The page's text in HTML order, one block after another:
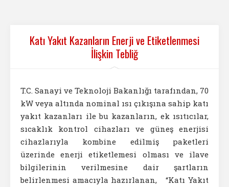
Katı Yakıt Kazanların Enerji ve Etiketlenmesi
İlişkin Tebliğ
T.C. Sanayi ve Teknoloji Bakanlığı tarafından, 70
kW veya altında nominal ısı çıkışına sahip katı
yakıt kazanları ile bu kazanların, ek ısıtıcılar,
sıcaklık kontrol cihazları ve güneş enerjisi
cihazlarıyla kombine edilmiş paketleri
üzerinde enerji etiketlemesi olması ve ilave
bilgilerinin verilmesine dair şartların
belirlenmesi amacıyla hazırlanan, “Katı Yakıt